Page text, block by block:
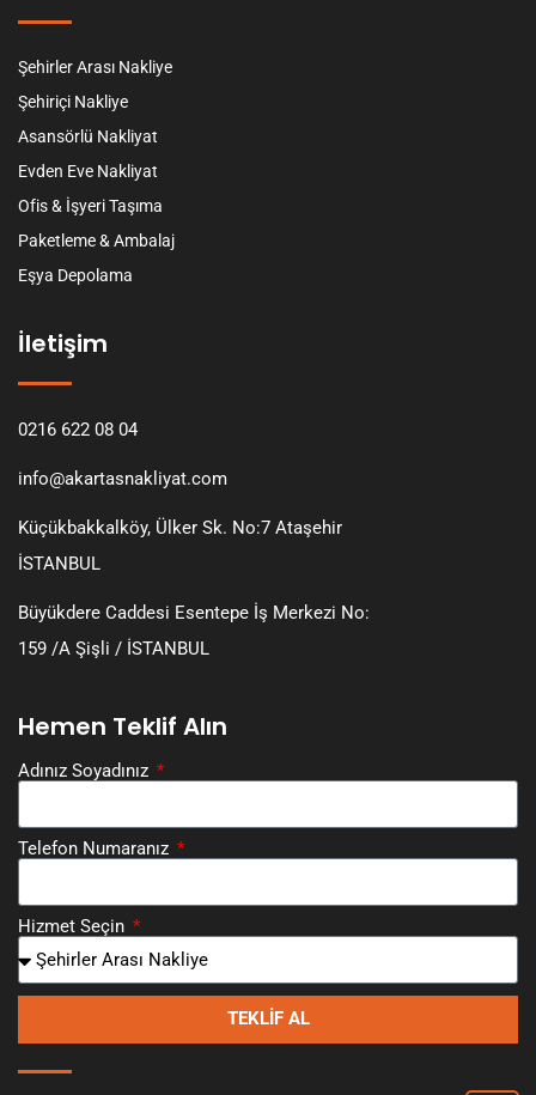
Şehirler Arası Nakliye
Şehiriçi Nakliye
Asansörlü Nakliyat
Evden Eve Nakliyat
Ofis & İşyeri Taşıma
Paketleme & Ambalaj
Eşya Depolama
İletişim
0216 622 08 04
info@akartasnakliyat.com
Küçükbakkalköy, Ülker Sk. No:7 Ataşehir
İSTANBUL
Büyükdere Caddesi Esentepe İş Merkezi No:
159 /A Şişli / İSTANBUL
Hemen Teklif Alın
Adınız Soyadınız
Telefon Numaranız
Hizmet Seçin
TEKLIF AL